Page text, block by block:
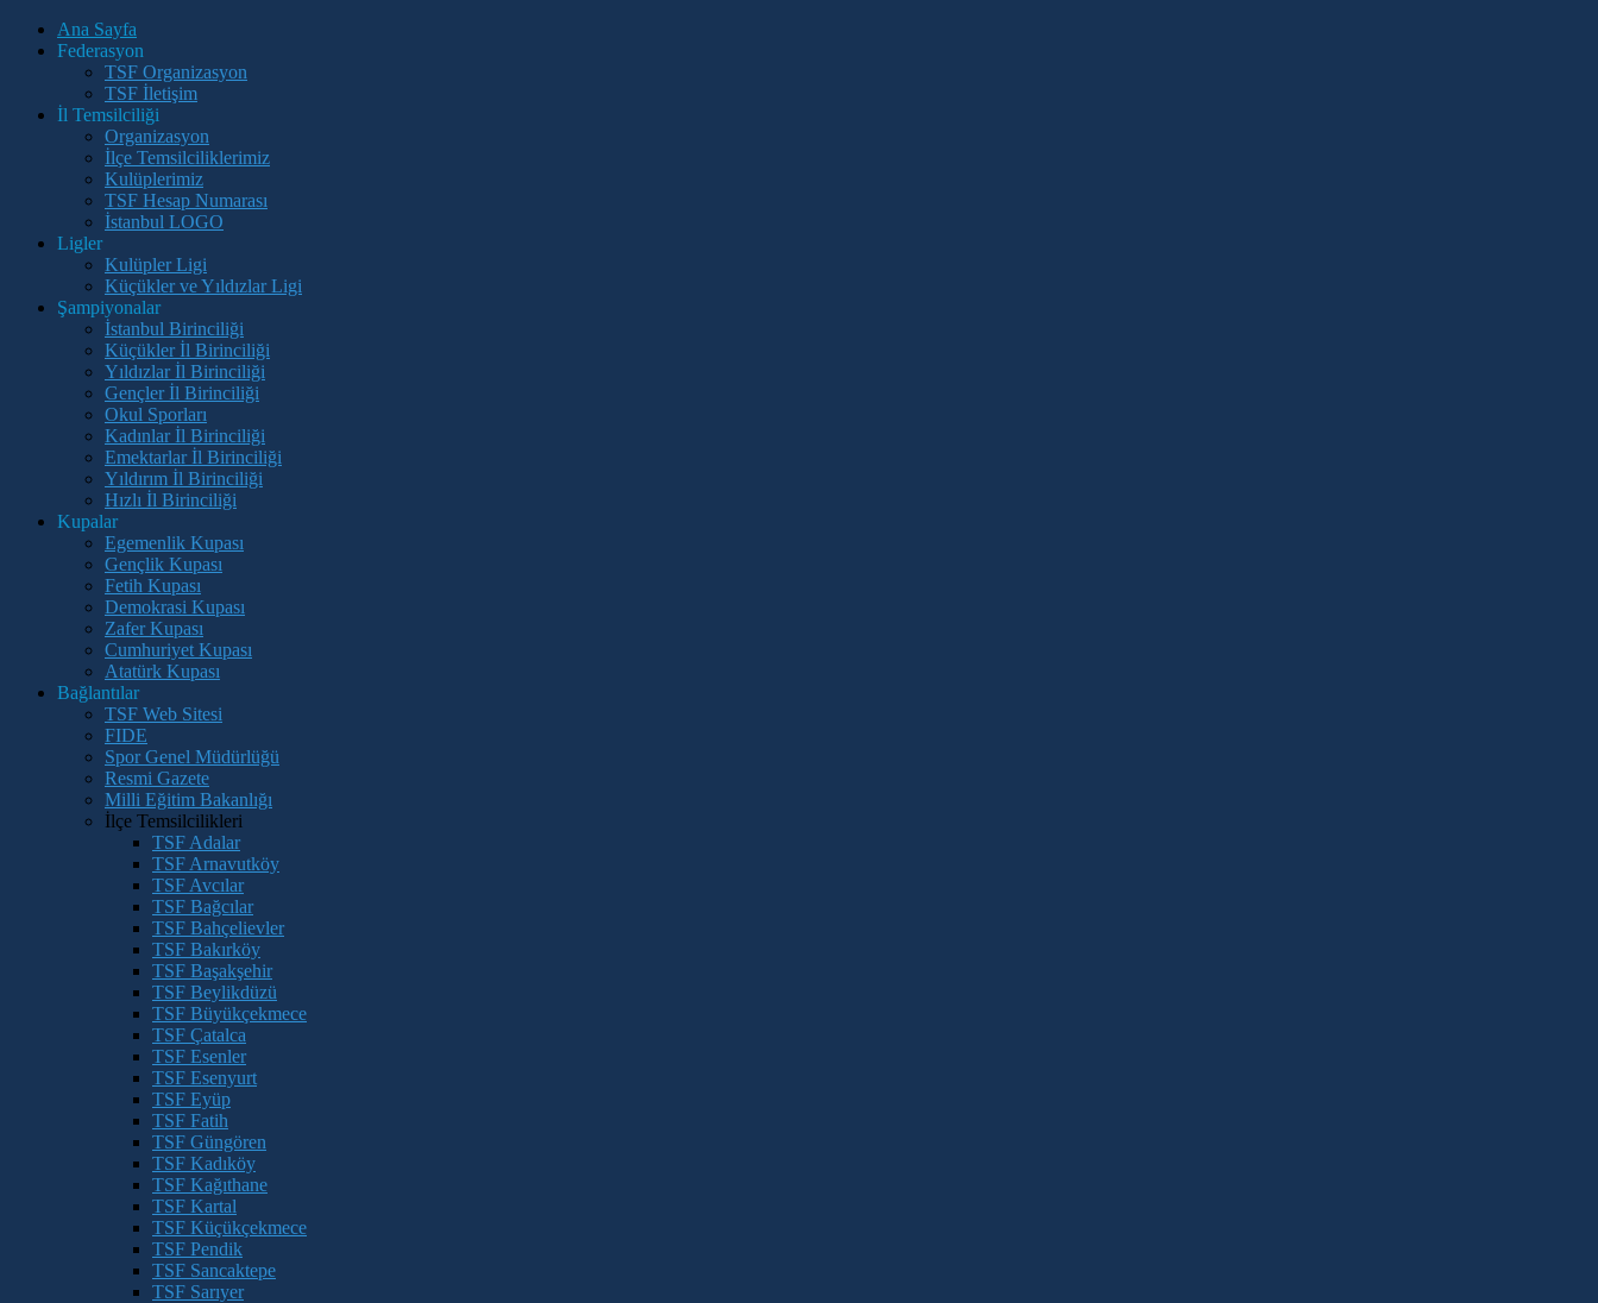
Ana Sayfa
Federasyon
TSF Organizasyon
TSF İletişim
İl Temsilciliği
Organizasyon
İlçe Temsilciliklerimiz
Kulüplerimiz
TSF Hesap Numarası
İstanbul LOGO
Ligler
Kulüpler Ligi
Küçükler ve Yıldızlar Ligi
Şampiyonalar
İstanbul Birinciliği
Küçükler İl Birinciliği
Yıldızlar İl Birinciliği
Gençler İl Birinciliği
Okul Sporları
Kadınlar İl Birinciliği
Emektarlar İl Birinciliği
Yıldırım İl Birinciliği
Hızlı İl Birinciliği
Kupalar
Egemenlik Kupası
Gençlik Kupası
Fetih Kupası
Demokrasi Kupası
Zafer Kupası
Cumhuriyet Kupası
Atatürk Kupası
Bağlantılar
TSF Web Sitesi
FIDE
Spor Genel Müdürlüğü
Resmi Gazete
Milli Eğitim Bakanlığı
İlçe Temsilcilikleri
TSF Adalar
TSF Arnavutköy
TSF Avcılar
TSF Bağcılar
TSF Bahçelievler
TSF Bakırköy
TSF Başakşehir
TSF Beylikdüzü
TSF Büyükçekmece
TSF Çatalca
TSF Esenler
TSF Esenyurt
TSF Eyüp
TSF Fatih
TSF Güngören
TSF Kadıköy
TSF Kağıthane
TSF Kartal
TSF Küçükçekmece
TSF Pendik
TSF Sancaktepe
TSF Sarıyer